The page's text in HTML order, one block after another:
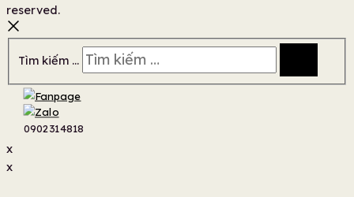
reserved.
Tìm kiếm …
0902314818
x
x